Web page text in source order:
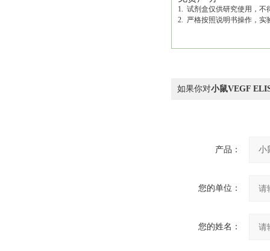
1. 试剂盒仅供研究使用，不
2. 严格按照说明书操作，实
如果你对小鼠VEGF
产品：
您的单位：
您的姓名：